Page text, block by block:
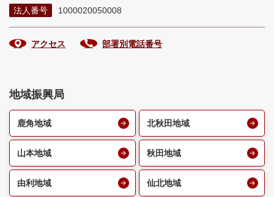
法人番号
1000020050008
アクセス 部署別電話番号
地域振興局
鹿角地域 北秋田地域
山本地域 秋田地域
由利地域 仙北地域